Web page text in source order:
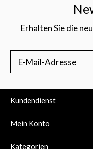
Erhalten Sie die
Kundendienst
Mein Konto
Kategorien